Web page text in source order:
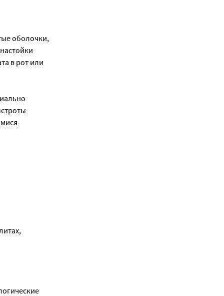
оболочки,
в рот или